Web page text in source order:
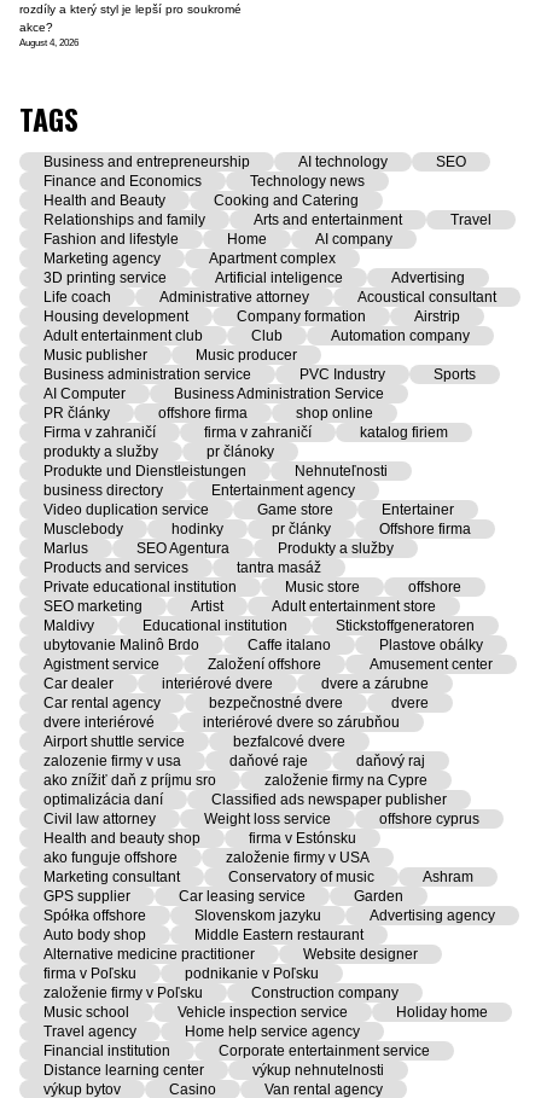
rozdíly a který styl je lepší pro soukromé
akce?
August 4, 2026
TAGS
Business and entrepreneurship AI technology
SEO
Finance and Economics
Technology news
Health and Beauty
Cooking and Catering
Relationships and family
Arts and entertainment
Travel
Fashion and lifestyle
Home
AI company
Marketing agency
Apartment complex
3D printing service
Artificial inteligence
Advertising
Life coach
Administrative attorney
Acoustical consultant
Housing development
Company formation
Airstrip
Adult entertainment club
Club
Automation company
Music publisher
Music producer
Business administration service
PVC Industry
Sports
AI Computer
Business Administration Service
PR články
offshore firma
shop online
Firma v zahraničí
firma v zahraničí
katalog firiem
produkty a služby
pr článoky
Produkte und Dienstleistungen
Nehnuteľnosti
business directory
Entertainment agency
Video duplication service
Game store
Entertainer
Musclebody
hodinky pr články
Offshore firma
Marlus
SEO Agentura
Produkty a služby
Products and services
tantra masáž
Private educational institution
Music store
offshore
SEO marketing
Artist
Adult entertainment store
Maldivy
Educational institution
Stickstoffgeneratoren
ubytovanie Malinô Brdo
Caffe italano
Plastove obálky
Agistment service
Založení offshore
Amusement center
Car dealer
interiérové dvere
dvere a zárubne
Car rental agency
bezpečnostné dvere
dvere
dvere interiérové
interiérové dvere so zárubňou
Airport shuttle service
bezfalcové dvere
zalozenie firmy v usa
daňové raje
daňový raj
ako znížiť daň z príjmu sro
založenie firmy na Cypre
optimalizácia daní
Classified ads newspaper publisher
Civil law attorney
Weight loss service
offshore cyprus
Health and beauty shop
firma v Estónsku
ako funguje offshore
založenie firmy v USA
Marketing consultant
Conservatory of music
Ashram
GPS supplier
Car leasing service
Garden
Spółka offshore
Slovenskom jazyku
Advertising agency
Auto body shop
Middle Eastern restaurant
Alternative medicine practitioner
Website designer
firma v Poľsku
podnikanie v Poľsku
založenie firmy v Poľsku
Construction company
Music school
Vehicle inspection service
Holiday home
Travel agency
Home help service agency
Financial institution
Corporate entertainment service
Distance learning center
výkup nehnutelnosti
výkup bytov
Casino
Van rental agency